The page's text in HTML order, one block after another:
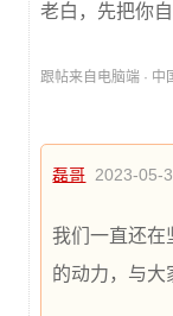
老白，先把你
跟帖来自电脑端 · 中
磊哥 2023-05-
我们一直还在
的动力，与大